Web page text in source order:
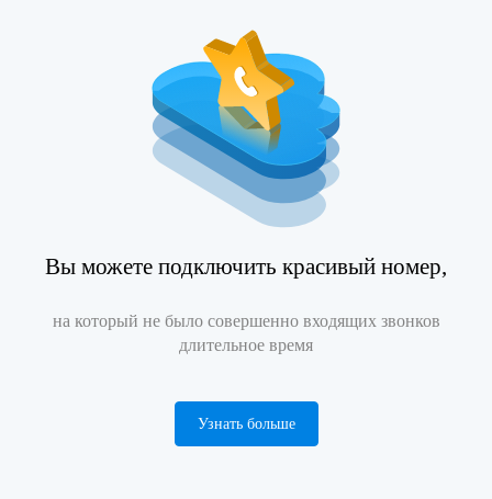
Вы можете подключить красивый номер,
на который не было совершенно входящих звонков
длительное время
Узнать больше